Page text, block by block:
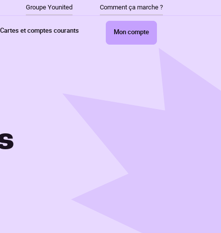
Groupe Younited Comment ça marche ?
Cartes et comptes courants Mon compte